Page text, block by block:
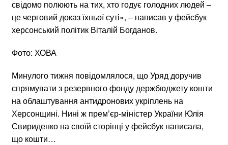
свідомо полюють на тих, хто годує голодних людей –
це черговий доказ їхньої суті», – написав у фейсбук
херсонський політик Віталій Богданов.
Фото: ХОВА
Минулого тижня повідомлялося, що Уряд доручив
спрямувати з резервного фонду держбюджету кошти
на облаштування антидронових укріплень на
Херсонщині. Нині ж прем’єр-міністер України Юлія
Свириденко на своїй сторінці у фейсбук написала,
що кошти…